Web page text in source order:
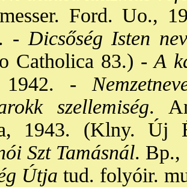
Ford. Uo.,
- Dicsőség Isten
Catholica 83.) - A
-
szellemiség.
1943. (Klny. Új
Szt Tamásnál. Bp.,
Útja tud. folyóir.